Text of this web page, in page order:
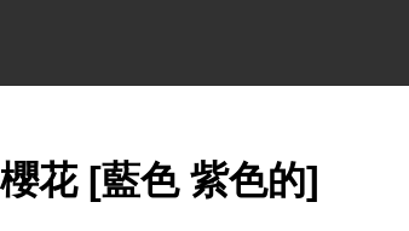
花 [藍色 紫色的]